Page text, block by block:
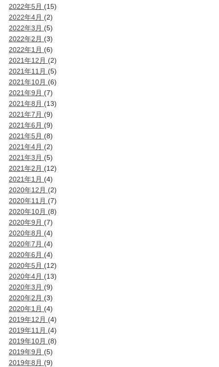
2022年5月 (15)
2022年4月 (2)
2022年3月 (5)
2022年2月 (3)
2022年1月 (6)
2021年12月 (2)
2021年11月 (5)
2021年10月 (6)
2021年9月 (7)
2021年8月 (13)
2021年7月 (9)
2021年6月 (9)
2021年5月 (8)
2021年4月 (2)
2021年3月 (5)
2021年2月 (12)
2021年1月 (4)
2020年12月 (2)
2020年11月 (7)
2020年10月 (8)
2020年9月 (7)
2020年8月 (4)
2020年7月 (4)
2020年6月 (4)
2020年5月 (12)
2020年4月 (13)
2020年3月 (9)
2020年2月 (3)
2020年1月 (4)
2019年12月 (4)
2019年11月 (4)
2019年10月 (8)
2019年9月 (5)
2019年8月 (9)